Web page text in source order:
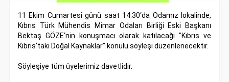
11 Ekim Cumartesi günü saat 14.30‘da Odamız lokalinde,
Kıbrıs Türk Mühendis Mimar Odaları Birliği Eski Başkanı
Bektaş GÖZE‘nin konuşmacı olarak katılacağı "Kıbrıs ve
Kıbrıs‘taki Doğal Kaynaklar" konulu söyleşi düzenlenecektir.
Söyleşiye tüm üyelerimiz davetlidir.